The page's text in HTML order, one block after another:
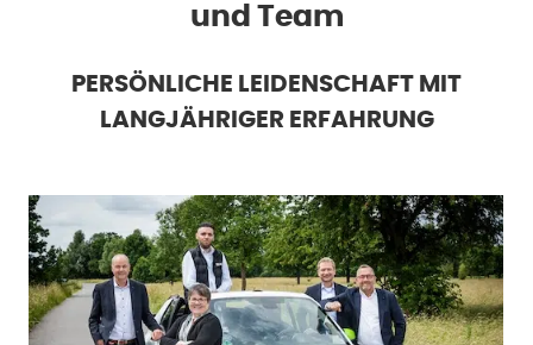
und Team
PERSÖNLICHE LEIDENSCHAFT MIT
LANGJÄHRIGER ERFAHRUNG